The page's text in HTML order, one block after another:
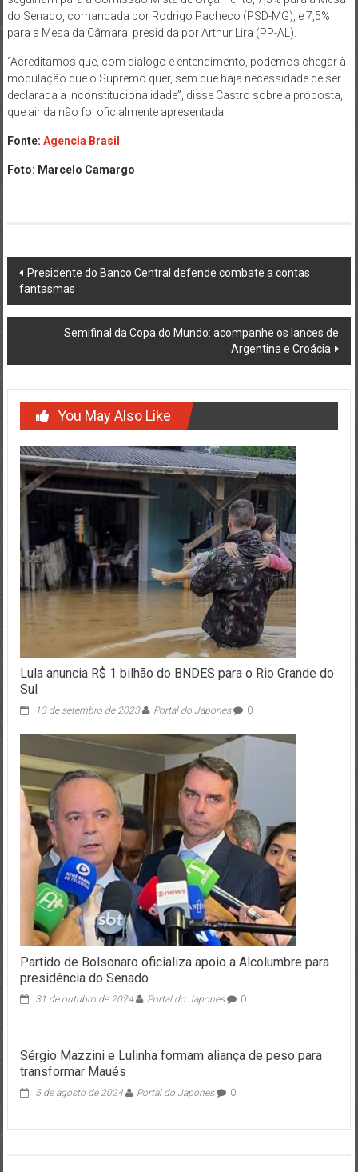
do Senado, comandada por Rodrigo Pacheco (PSD-MG), e 7,5%
para a Mesa da Câmara, presidida por Arthur Lira (PP-AL).
“Acreditamos que, com diálogo e entendimento, podemos chegar à
modulação que o Supremo quer, sem que haja necessidade de ser
declarada a inconstitucionalidade”, disse Castro sobre a proposta,
que ainda não foi oficialmente apresentada.
Fonte: Agencia Brasil
Foto: Marcelo Camargo
Post
navigation
Presidente do Banco Central defende combate a contas
fantasmas
Semifinal da Copa do Mundo: acompanhe os lances de
Argentina e Croácia
You May Also Like
Lula anuncia R$ 1 bilhão do BNDES para o Rio Grande do
Sul
13 de setembro de 2023 Portal do Japones 0
Partido de Bolsonaro oficializa apoio a Alcolumbre para
presidência do Senado
31 de outubro de 2024 Portal do Japones 0
Sérgio Mazzini e Lulinha formam aliança de peso para
transformar Maués
5 de agosto de 2024 Portal do Japones 0